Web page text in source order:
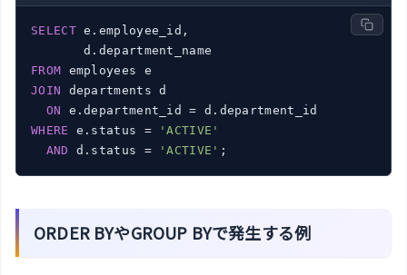
SELECT e.employee_id,
FROM
JOIN departments d
ON
WHERE e.status =
'ACTIVE'
AND
d.status = 'ACTIVE' ;
ORDER BYやGROUP BYで発生する例